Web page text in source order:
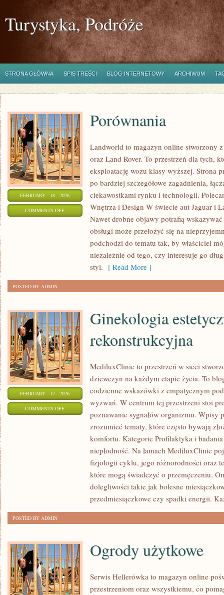
Turystyka, Podróże
STRONA GŁÓWNA SPIS TREŚCI BLOG INTERNETOWY ARCHIWUM
FEBRUARY - 18 - 2026
COMMENTS OFFON
PORÓWNANIA
Porównania
Landworld to magazyn online stworzony
oraz Land Rover. To przestrzeń dla tych,
eksploatację wozu klasy wyższej. Strona
po bardziej szczegółowe zagadnienia,
ciekawostkami rynku i technologii.
Wnętrza i Design W świecie aut Jaguar i
Nawet drobne objawy potrafią
obsługi może przełożyć się na
podchodzi do tematu tak, by właściciel
niezależnie od tego, czy interesuje go
styl. [ Read More ]
POSTED BY ADMIN
FEBRUARY - 17 - 2026
COMMENTS OFFON
GINEKOLOGIA
Ginekologia
rekonstrukcyjna
MediluxClinic to przestrzeń w sieci
dziewczyn na każdym etapie życia. To
codzienne wskazówki z empatycznym
wyzwań. W centrum tej przestrzeni stoi
poznawanie sygnałów organizmu. Wpisy
zrozumieć tematy, które często bywają
komfortu. Kategorie Profilaktyka i
niepłodność. Na łamach MediluxClinic
fizjologii cyklu, jego różnorodności oraz
które mogą świadczyć o przemęczeniu.
dolegliwości takie jak bolesne
przedmiesiączkowe czy spadki energii.
POSTED BY ADMIN
Ogrody użytkowe
Serwis Hellerówka to magazyn online
przestrzeniom oraz wszystkiemu, co